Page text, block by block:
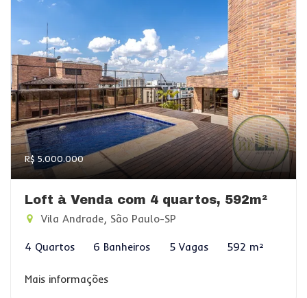
R$ 5.000.000
Loft à Venda com 4 quartos, 592m²
Vila Andrade, São Paulo-SP
4 Quartos 6 Banheiros 5 Vagas 592 m²
Mais informações